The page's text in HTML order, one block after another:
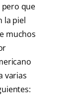
pero que
la piel
muchos
varias